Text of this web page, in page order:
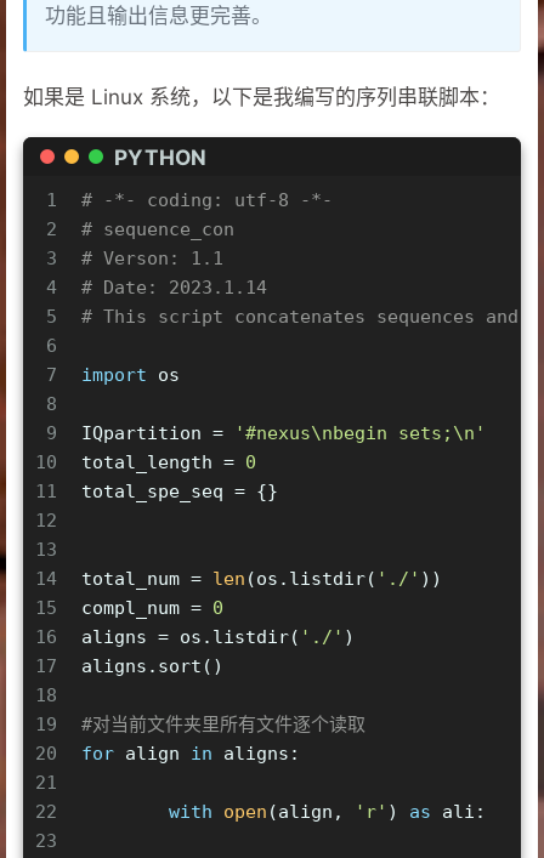
功能且输出信息更完善。
如果是 Linux 系统，以下是我编写的序列串联脚本：
PYTHON
1
2
3
4
5
6
7
8
9
10
11
12
13
14
15
16
17
18
19
20
21
22
23
# -*- coding: utf-8 -*-
# sequence_con
# Verson: 1.1
# Date: 2023.1.14
# This script concatenates sequences
import os
IQpartition =
'#nexus\nbegin sets;\n'
total_length = 0
total_spe_seq = {}
total_num = len (os.listdir( './' ))
compl_num = 0
aligns = os.listdir( './' )
aligns.sort()
#对当前文件夹里所有文件逐个读取
for align in aligns:
with open (align, 'r' ) as ali: